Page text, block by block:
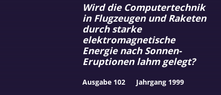
Wird die Computertechnik
in Flugzeugen und Raketen
durch starke
elektromagnetische
Energie nach Sonnen-
Eruptionen lahm gelegt?
Ausgabe 102 Jahrgang 1999